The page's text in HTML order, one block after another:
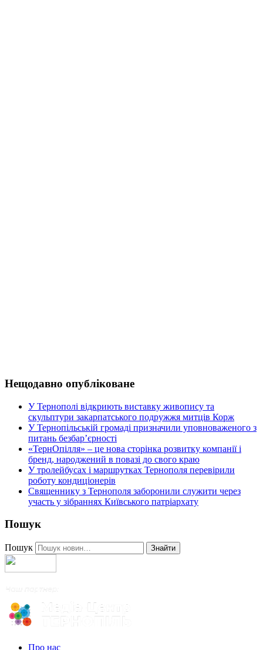
Нещодавно опубліковане
У Тернополі відкриють виставку живопису та
скульптури закарпатського подружжя митців Корж
У Тернопільській громаді призначили уповноваженого з
питань безбар’єрності
«ТернОпілля» – це нова сторінка розвитку компанії і
бренд, народжений в повазі до свого краю
У тролейбусах і маршрутках Тернополя перевірили
роботу кондиціонерів
Священнику з Тернополя заборонили служити через
участь у зібраннях Київського патріархату
Пошук
Пошук Знайти
Про нас